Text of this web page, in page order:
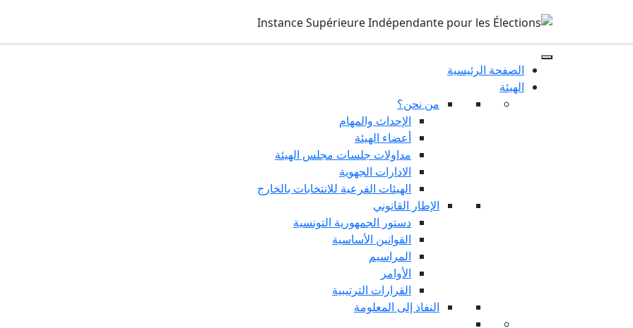
الصفحة الرئيسية
الهيئة
من نحن؟
الإحداث والمهام
أعضاء الهيئة
مداولات جلسات مجلس الهيئة
الادارات الجهوية
الهيئات الفرعية للانتخابات بالخارج
الإطار القانوني
دستور الجمهورية التونسية
القوانين الأساسية
المراسيم
الأوامر
القرارات الترتيبية
النفاذ إلى المعلومة